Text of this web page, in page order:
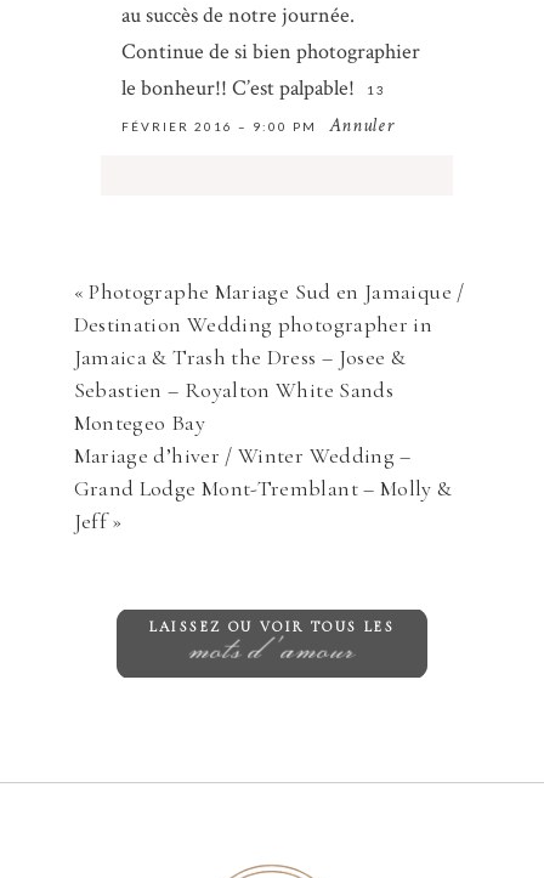
au succès de notre journée.
Continue de si bien photographier
le bonheur!! C’est palpable!
13
FÉVRIER 2016 – 9:00 PM Annuler
Save my name, email, and website in
this browser for the next time I
ENVOYER
« Photographe Mariage Sud en Jamaique /
Destination Wedding photographer in
Jamaica & Trash the Dress – Josee &
Sebastien – Royalton White Sands
Montegeo Bay
Mariage d’hiver / Winter Wedding –
Grand Lodge Mont-Tremblant – Molly &
Jeff »
mots d'amour
LAISSEZ OU VOIR TOUS LES